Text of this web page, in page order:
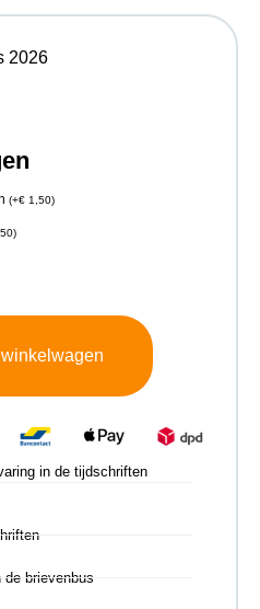
2026
(+€ 1,50)
)
in de tijdschriften
brievenbus